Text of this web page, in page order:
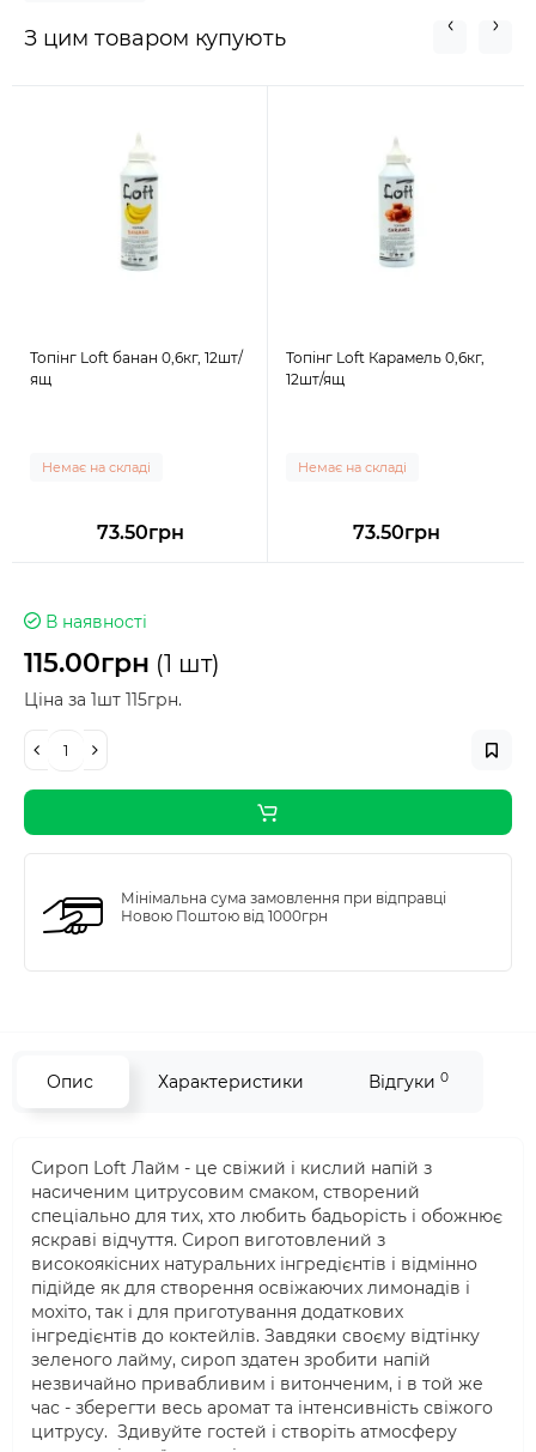
З цим товаром купують
Топінг Loft банан 0,6кг, 12шт/
ящ
Немає на складі
73.50грн
Топінг Loft Карамель 0,6кг,
12шт/ящ
Немає на складі
73.50грн
В наявності
115.00грн (1 шт)
Ціна за 1шт 115грн.
Мінімальна сума замовлення при відправці
Новою Поштою від 1000грн
Опис Характеристики Відгуки 0
Сироп Loft Лайм - це свіжий і кислий напій з
насиченим цитрусовим смаком, створений
спеціально для тих, хто любить бадьорість і обожнює
яскраві відчуття. Сироп виготовлений з
високоякісних натуральних інгредієнтів і відмінно
підійде як для створення освіжаючих лимонадів і
мохіто, так і для приготування додаткових
інгредієнтів до коктейлів. Завдяки своєму відтінку
зеленого лайму, сироп здатен зробити напій
незвичайно привабливим і витонченим, і в той же
час - зберегти весь аромат та інтенсивність свіжого
цитрусу. Здивуйте гостей і створіть атмосферу